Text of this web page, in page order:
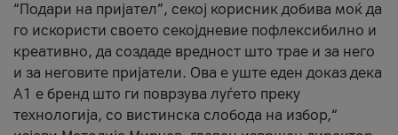
“Подари на пријател”, секој корисник добива моќ да
го искористи своето секојдневие пофлексибилно и
креативно, да создаде вредност што трае и за него
и за неговите пријатели. Ова е уште еден доказ дека
А1 е бренд што ги поврзува луѓето преку
технологија, со вистинска слобода на избор,“